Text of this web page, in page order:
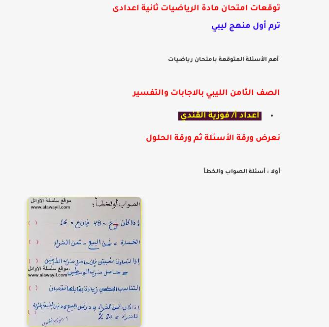
توقعات امتحان مادة الرياضيات ثانية اعدادى
ترم أول منهج ليبي
أهم الأسئلة المتوقعة بامتحان رياضيات
الصف الثامن الليبي بالاجابات والتفسير
اعداد أ/ فوزية القندي
نعرض ورقة الأسئلة ثم ورقة الحلول
أولا : أسئلة الصواب والخطأ